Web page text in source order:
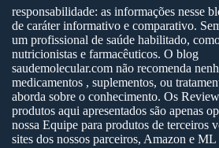
responsabilidade: as informações nesse
de caráter informativo e comparativo.
um profissional de saúde habilitado,
nutricionistas e farmacêuticos. O blog
saudemolecular.com não recomenda
medicamentos , suplementos, ou
aborda sobre o conhecimento. Os
produtos aqui apresentados são apenas
nossa Equipe para produtos de terceiros
sites dos nossos parceiros, Amazon e ML